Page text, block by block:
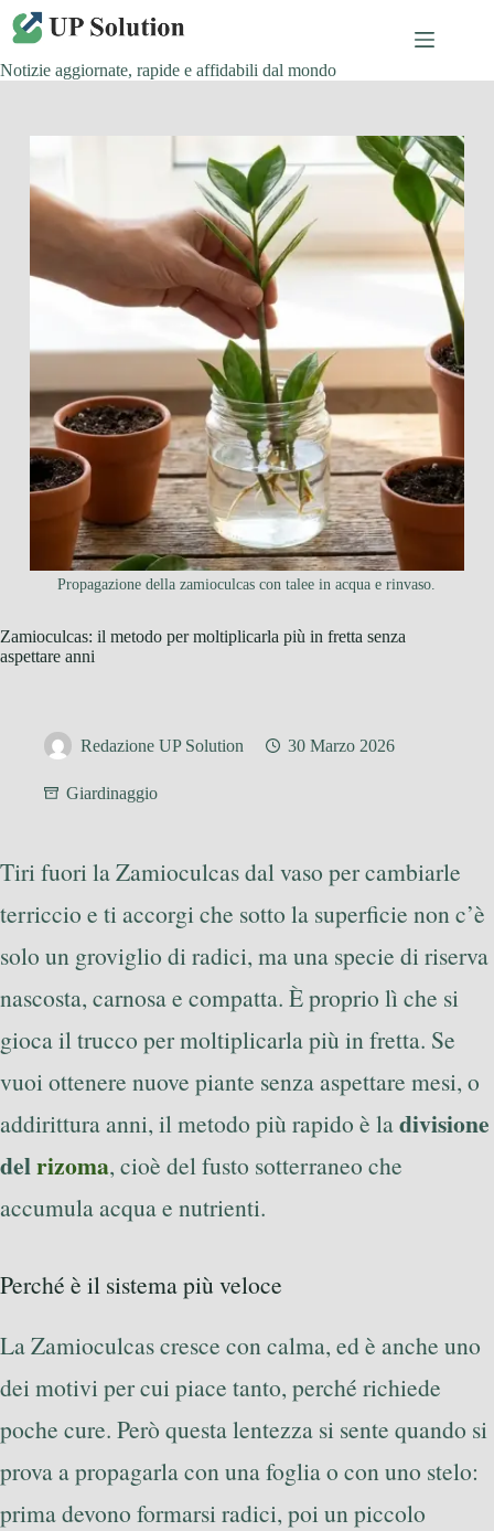
Salta
contenuto
Notizie aggiornate, rapide e affidabili dal mondo
Propagazione della zamioculcas con talee in acqua e rinvaso.
Zamioculcas: il metodo per moltiplicarla più in fretta senza
aspettare anni
Redazione UP Solution 30 Marzo 2026
Giardinaggio
Tiri fuori la Zamioculcas dal vaso per cambiarle
terriccio e ti accorgi che sotto la superficie non c’è
solo un groviglio di radici, ma una specie di riserva
nascosta, carnosa e compatta. È proprio lì che si
gioca il trucco per moltiplicarla più in fretta. Se
vuoi ottenere nuove piante senza aspettare mesi, o
addirittura anni, il metodo più rapido è ladivisione
delrizoma, cioè del fusto sotterraneo che
accumula acqua e nutrienti.
Perché è il sistema più veloce
La Zamioculcas cresce con calma, ed è anche uno
dei motivi per cui piace tanto, perché richiede
poche cure. Però questa lentezza si sente quando si
prova a propagarla con una foglia o con uno stelo:
prima devono formarsi radici, poi un piccolo